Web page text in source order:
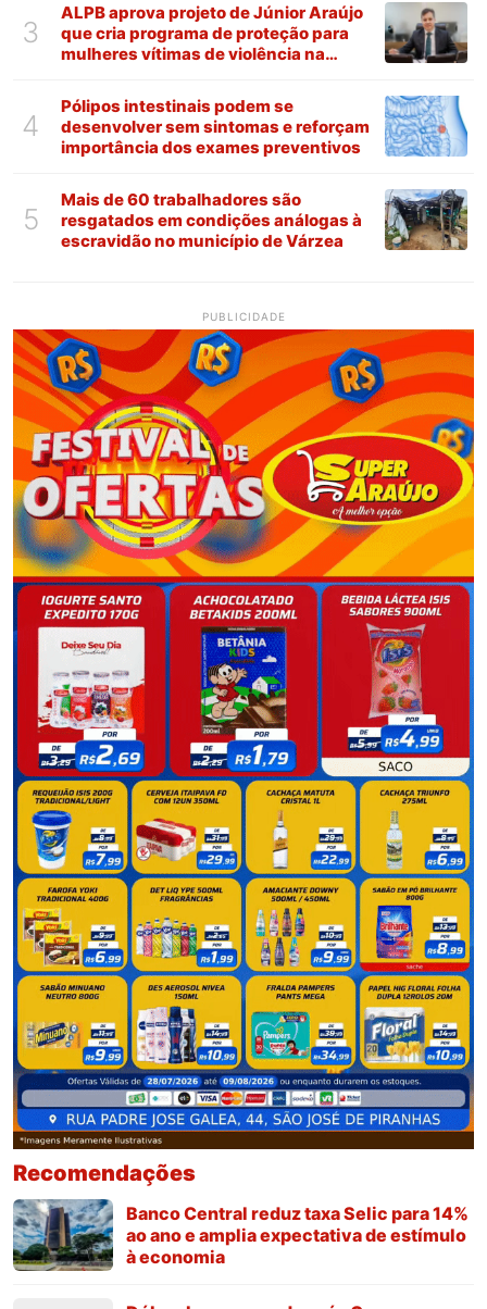
3
ALPB aprova projeto de Júnior Araújo
que cria programa de proteção para
mulheres vítimas de violência na
4
Pólipos intestinais podem se
desenvolver sem sintomas e reforçam
importância dos exames preventivos
5
Mais de 60 trabalhadores são
resgatados em condições análogas à
escravidão no município de Várzea
PUBLICIDADE
Recomendações
Banco Central reduz taxa Selic para 14%
ao ano e amplia expectativa de estímulo
à economia